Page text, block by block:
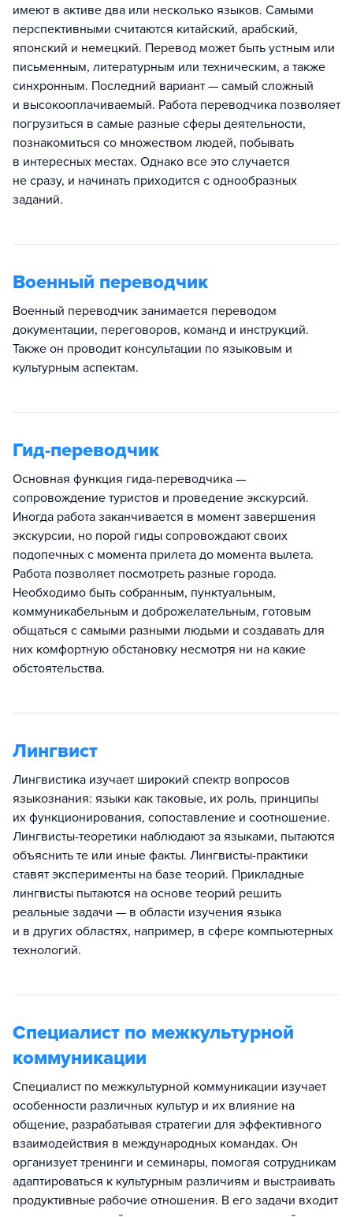
имеют в активе два или несколько языков. Самыми
перспективными считаются китайский, арабский,
японский и немецкий. Перевод может быть устным или
письменным, литературным или техническим, а также
синхронным. Последний вариант — самый сложный
и высокооплачиваемый. Работа переводчика позволяет
погрузиться в самые разные сферы деятельности,
познакомиться со множеством людей, побывать
в интересных местах. Однако все это случается
не сразу, и начинать приходится с однообразных
заданий.
Военный переводчик
Военный переводчик занимается переводом
документации, переговоров, команд и инструкций.
Также он проводит консультации по языковым и
культурным аспектам.
Гид-переводчик
Основная функция гида-переводчика —
сопровождение туристов и проведение экскурсий.
Иногда работа заканчивается в момент завершения
экскурсии, но порой гиды сопровождают своих
подопечных с момента прилета до момента вылета.
Работа позволяет посмотреть разные города.
Необходимо быть собранным, пунктуальным,
коммуникабельным и доброжелательным, готовым
общаться с самыми разными людьми и создавать для
них комфортную обстановку несмотря ни на какие
обстоятельства.
Лингвист
Лингвистика изучает широкий спектр вопросов
языкознания: языки как таковые, их роль, принципы
их функционирования, сопоставление и соотношение.
Лингвисты-теоретики наблюдают за языками, пытаются
объяснить те или иные факты. Лингвисты-практики
ставят эксперименты на базе теорий. Прикладные
лингвисты пытаются на основе теорий решить
реальные задачи — в области изучения языка
и в других областях, например, в сфере компьютерных
технологий.
Специалист по межкультурной
коммуникации
Специалист по межкультурной коммуникации изучает
особенности различных культур и их влияние на
общение, разрабатывая стратегии для эффективного
взаимодействия в международных командах. Он
организует тренинги и семинары, помогая сотрудникам
адаптироваться к культурным различиям и выстраивать
продуктивные рабочие отношения. В его задачи входит